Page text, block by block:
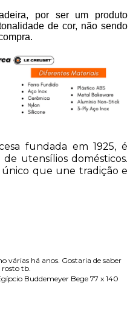
por ser um produto
de cor, não sendo
fundada em 1925, é
utensílios domésticos.
que une tradição e
várias há anos. Gostaria de saber
rosto tb.
Buddemeyer Bege 77 x 140